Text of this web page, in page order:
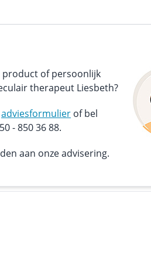
of persoonlijk
therapeut Liesbeth?
adviesformulier of bel
- 850 36 88.
aan onze advisering.